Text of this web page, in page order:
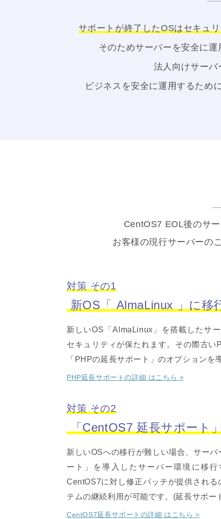
サポートが終了したOSはセキュ
そのためサーバーを安全に
法人向けサー
ビジネスを安全に運用するため
CentOS7 EOL後のサ
お客様の現行サーバーの
対策 その1
新OS「 AlmaLinux 」に移
新しいOS「AlmaLinux」を搭載したサ
セキュリティが保たれます。その際古
「PHPの延長サポート」のオプションを
PHP延長サポートの詳細 はこちら >
対策 その2
「CentOS7 延長サポート
新しいOSへの移行が難しい場合、サー
ート」を導入したサーバー環境に移
CentOS7に対し修正パッチが提供され
テムの継続利用が可能です。(延長サポ
CentOS7延長サポートの詳細 はこちら >